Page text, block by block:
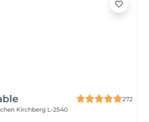
272
Kirchberg L-2540